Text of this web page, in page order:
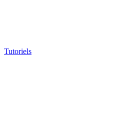
Tutoriels